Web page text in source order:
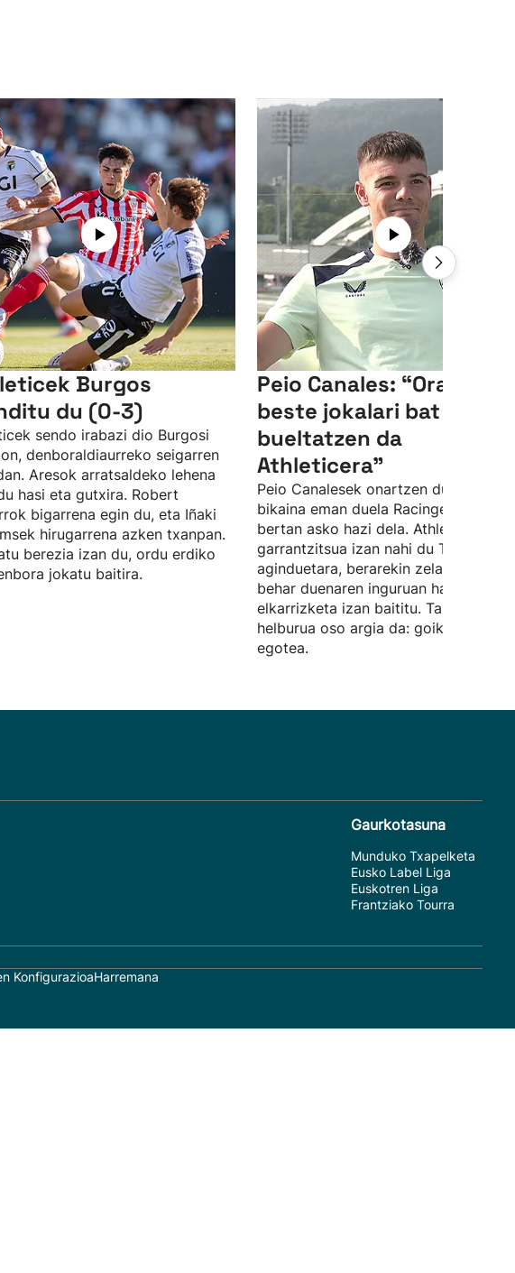
Burgos
du (0-3)
sendo irabazi dio Burgosi
denboraldiaurreko seigarren
Aresok arratsaldeko lehena
hasi eta gutxira. Robert
bigarrena egin du, eta Iñaki
hirugarrena azken txanpan.
berezia izan du, ordu erdiko
jokatu baitira.
Peio Canales: “Orain
beste jokalari bat
bueltatzen da
Athleticera”
Peio Canalesek onartzen du urte
bikaina eman duela Racingen utzita,
bertan asko hazi dela. Athleticen
garrantzitsua izan nahi du Terzicen
aginduetara, berarekin zelaian egin
behar duenaren inguruan hainbat
elkarrizketa izan baititu. Taldearen
helburua oso argia da: goiko
egotea.
Gaurkotasuna
Munduko Txapelketa
Eusko Label Liga
Euskotren Liga
Frantziako Tourra
KonfigurazioaHarremana